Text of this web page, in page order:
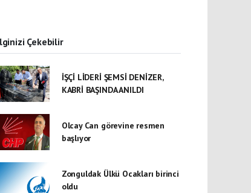
Çekebilir
İŞÇİ LİDERİ ŞEMSİ DENİZER,
KABRİ BAŞINDA ANILDI
Olcay Can görevine resmen
başlıyor
Zonguldak Ülkü Ocakları birinci
oldu